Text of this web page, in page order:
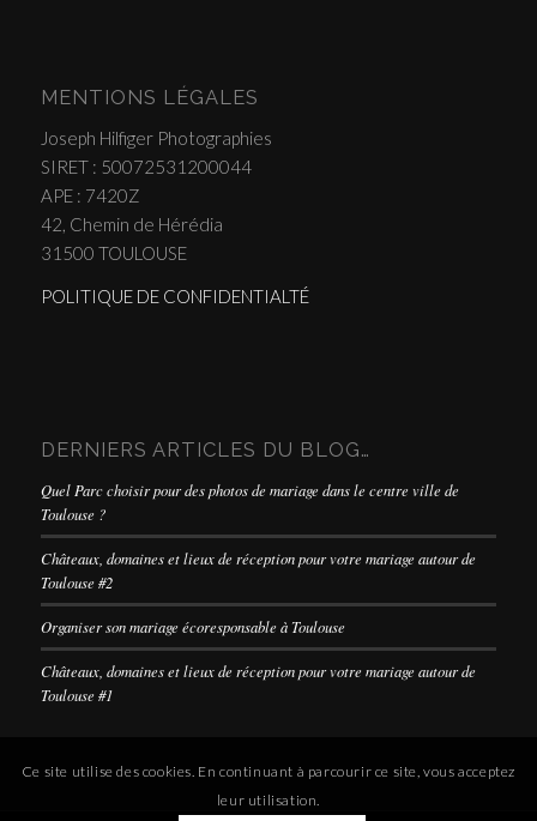
MENTIONS LÉGALES
Joseph Hilfiger Photographies
SIRET : 50072531200044
APE : 7420Z
42, Chemin de Hérédia
31500 TOULOUSE
POLITIQUE DE CONFIDENTIALTÉ
DERNIERS ARTICLES DU BLOG…
Quel Parc choisir pour des photos de mariage dans le centre ville de
Toulouse ?
Châteaux, domaines et lieux de réception pour votre mariage autour de
Toulouse #2
Organiser son mariage écoresponsable à Toulouse
Châteaux, domaines et lieux de réception pour votre mariage autour de
Toulouse #1
Ce site utilise des cookies. En continuant à parcourir ce site, vous acceptez
leur utilisation.